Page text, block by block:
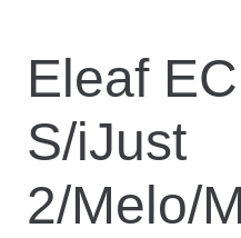
Eleaf
S/iJust
2/Melo/